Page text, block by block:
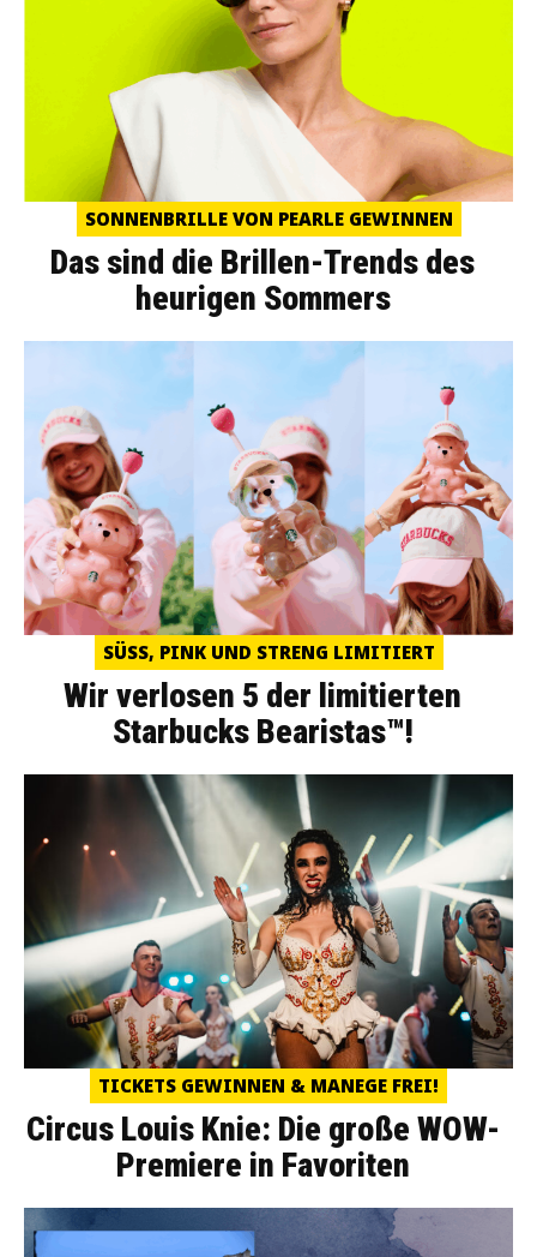
SONNENBRILLE VON PEARLE GEWINNEN
Das sind die Brillen-Trends des
heurigen Sommers
SÜSS, PINK UND STRENG LIMITIERT
Wir verlosen 5 der limitierten
Starbucks Bearistas™!
TICKETS GEWINNEN & MANEGE FREI!
Circus Louis Knie: Die große WOW-
Premiere in Favoriten